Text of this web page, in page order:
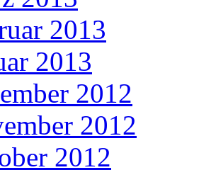
2013
2013
2012
2012
2012